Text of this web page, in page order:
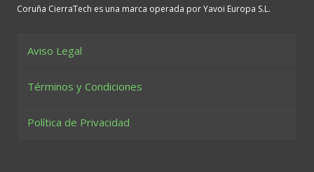
Coruña CierraTech es una marca operada por Yavoi Europa S.L.
Aviso Legal
Términos y Condiciones
Política de Privacidad